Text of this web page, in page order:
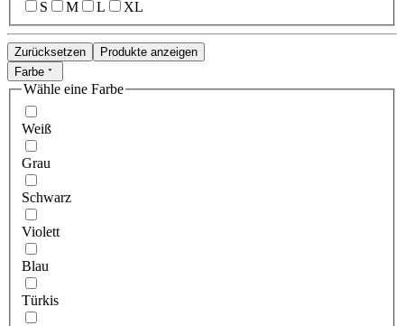
S
M L XL
Zurücksetzen
Produkte anzeigen
Farbe
Wähle eine Farbe
Weiß
Grau
Schwarz
Violett
Blau
Türkis